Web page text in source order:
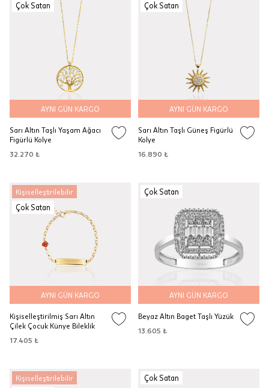
Çok Satan
AYNI GÜN KARGO
Sarı Altın Taşlı Yaşam Ağacı
Figürlü Kolye
32.270 ₺
Çok Satan
AYNI GÜN KARGO
Sarı Altın Taşlı Güneş Figürlü
Kolye
16.890 ₺
Kişiselleştirilebilir
Çok Satan
AYNI GÜN KARGO
Kişiselleştirilmiş Sarı Altın
Çilek Çocuk Künye Bileklik
17.405 ₺
Çok Satan
AYNI GÜN KARGO
Beyaz Altın Baget Taşlı Yüzük
13.605 ₺
Kişiselleştirilebilir Çok Satan